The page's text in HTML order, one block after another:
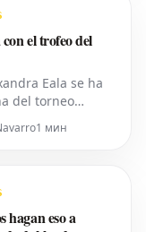
actualmente
el trofeo del
Eala se ha
del torneo
uno, la
en el
1 мин
hagan eso a